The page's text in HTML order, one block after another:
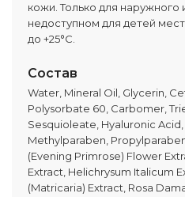
кожи. Только для наружного
недоступном для детей
до +25°C.
Состав
Water, Mineral Oil, Glycerin,
Polysorbate 60, Carbomer,
Sesquioleate, Hyaluronic
Methylparaben,
(Evening Primrose) Flower
Extract, Helichrysum Italicum
(Matricaria) Extract, Rosa